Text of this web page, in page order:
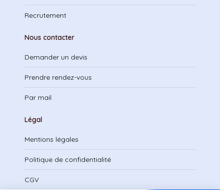
Recrutement
Nous contacter
Demander un devis
Prendre rendez-vous
Par mail
Légal
Mentions légales
Politique de confidentialité
CGV